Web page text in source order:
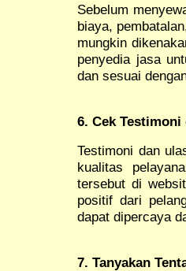
Sebelum
biaya,
mungkin
penyedia jasa
dan sesuai
6. Cek Testimoni
Testimoni dan
kualitas
tersebut di
positif dari
dapat dipercaya
7. Tanyakan